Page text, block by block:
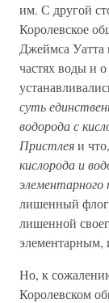
им. С другой
Королевское
Джеймса Уатта
частях воды и
суть
водорода с
Пристлеяи
кислорода и
элементарного
лишенный
лишенной
элементарным,
Но, к
Королевском